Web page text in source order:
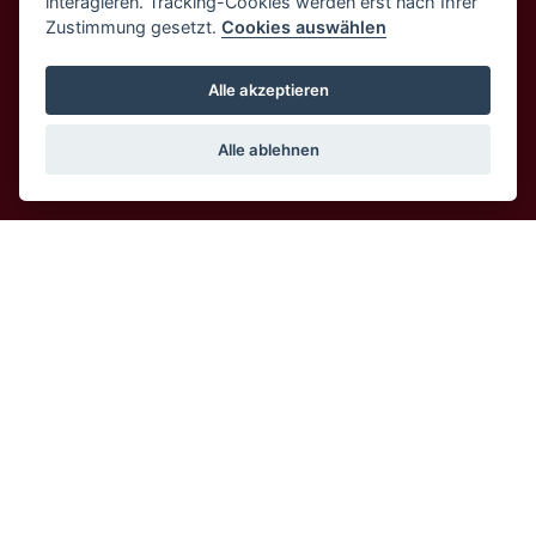
KARRIERE
KONTAKT
Wir sind nach ISO 9001:2015 zertifiziert.
Zustimmung gesetzt.Cookies auswählen
Alle akzeptieren
Alle ablehnen